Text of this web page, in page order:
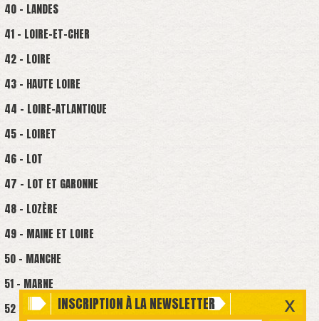
40 - LANDES
41 - LOIRE-ET-CHER
42 - LOIRE
43 - HAUTE LOIRE
44 - LOIRE-ATLANTIQUE
45 - LOIRET
46 - LOT
47 - LOT ET GARONNE
48 - LOZÈRE
49 - MAINE ET LOIRE
50 - MANCHE
51 - MARNE
52 - HAUTE-MARNEINSCRIPTION À LA NEWSLETTER